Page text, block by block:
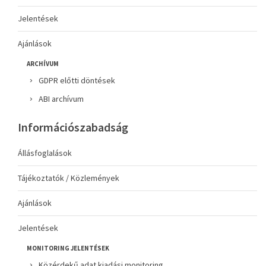
Jelentések
Ajánlások
ARCHÍVUM
GDPR előtti döntések
ABI archívum
Információszabadság
Állásfoglalások
Tájékoztatók / Közlemények
Ajánlások
Jelentések
MONITORING JELENTÉSEK